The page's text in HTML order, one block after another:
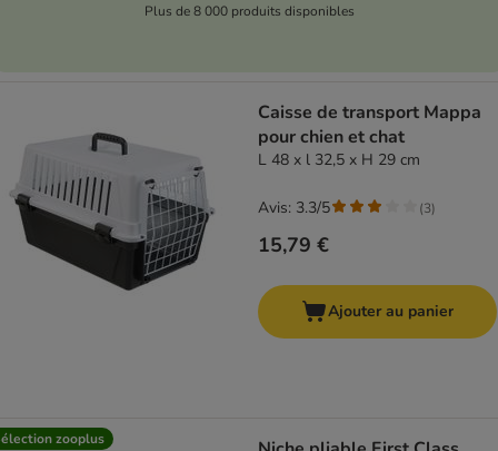
Plus de 8 000 produits disponibles
Caisse de transport Mappa
pour chien et chat
L 48 x l 32,5 x H 29 cm
15,79 €
Avis: 3.3/5 (3)
Ajouter au panier
zooplus